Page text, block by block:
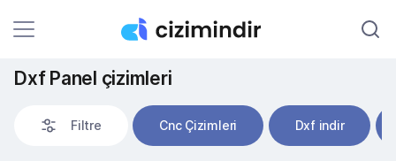
Dxf Panel çizimleri
Filtre Cnc Çizimleri Dxf indir